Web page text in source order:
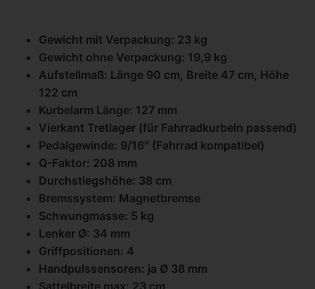
Gewicht mit Verpackung: 23 kg
Gewicht ohne Verpackung: 19,9 kg
Aufstellmaß: Länge 90 cm, Breite 47 cm, Höhe
122 cm
Kurbelarm Länge: 127 mm
Vierkant Tretlager (für Fahrradkurbeln passend)
Pedalgewinde: 9/16″ (Fahrrad kompatibel)
Q-Faktor: 208 mm
Durchstiegshöhe: 38 cm
Bremssystem: Magnetbremse
Schwungmasse: 5 kg
Lenker Ø: 34 mm
Griffpositionen: 4
Handpulssensoren: ja Ø 38 mm